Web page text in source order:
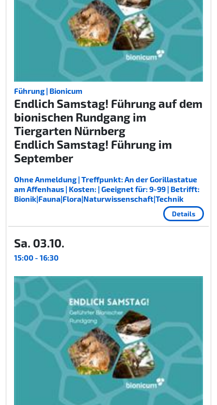
Führung | Bionicum
Endlich Samstag! Führung auf dem
bionischen Rundgang im
Tiergarten Nürnberg
Endlich Samstag! Führung im
September
Ohne Anmeldung | Treffpunkt: An der Gorillastatue
am Affenhaus | Kosten: | Geeignet für: 9-99 | Betrifft:
Bionik|Fauna|Flora|Naturwissenschaft|Technik
Details
Sa. 03.10.
15:00 - 16:30